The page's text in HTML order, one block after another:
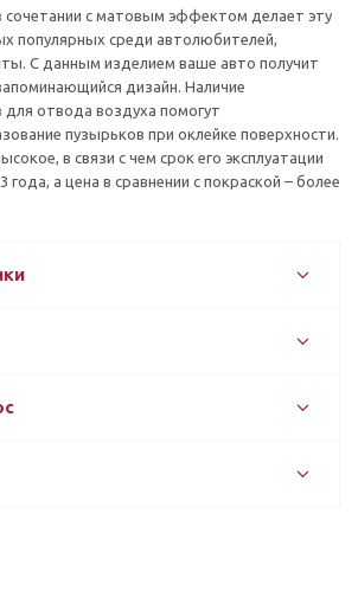
с матовым эффектом делает эту
популярных среди автолюбителей,
С данным изделием ваше авто получит
дизайн. Наличие
для отвода воздуха помогут
пузырьков при оклейке поверхности.
в связи с чем срок его эксплуатации
года, а цена в сравнении с покраской – более